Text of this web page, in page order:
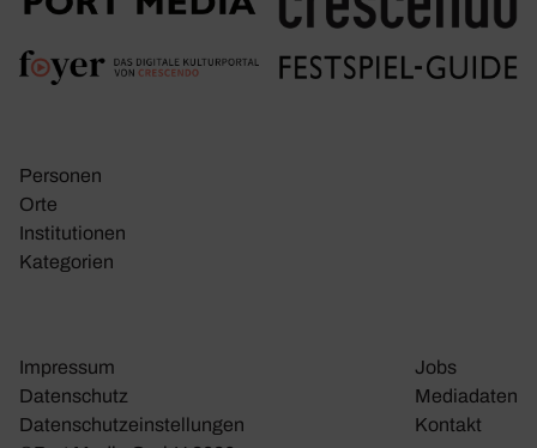
Personen
Orte
Insti­tu­tionen
Kate­go­rien
Impressum
Daten­schutz
Daten­schutz­ein­stel­lungen
Jobs
Media­daten
Kontakt